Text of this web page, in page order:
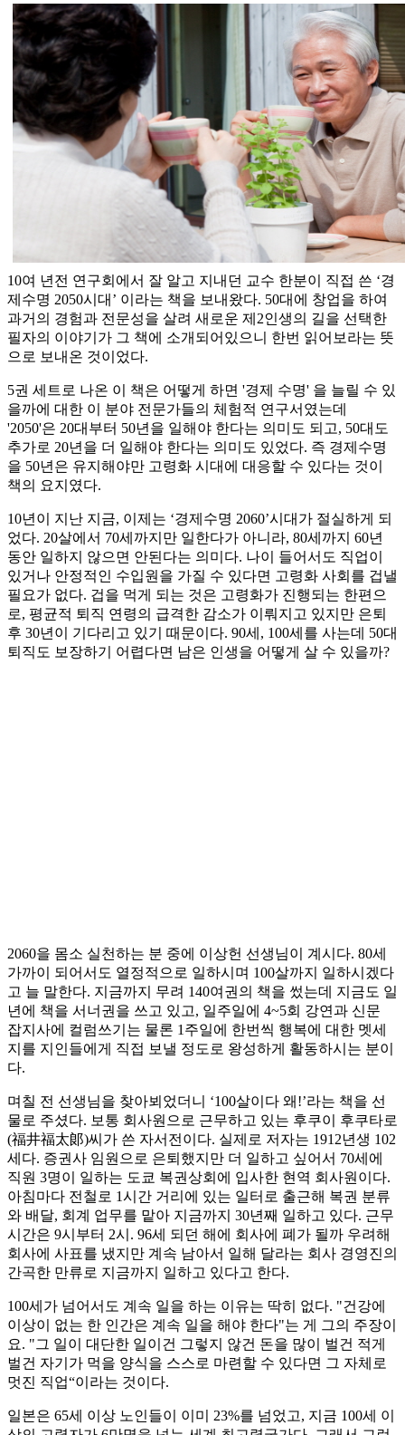
10여 년전 연구회에서 잘 알고 지내던 교수 한분이 직접 쓴 ‘경
제수명 2050시대’ 이라는 책을 보내왔다. 50대에 창업을 하여
과거의 경험과 전문성을 살려 새로운 제2인생의 길을 선택한
필자의 이야기가 그 책에 소개되어있으니 한번 읽어보라는 뜻
으로 보내온 것이었다.
5권 세트로 나온 이 책은 어떻게 하면 '경제 수명' 을 늘릴 수 있
을까에 대한 이 분야 전문가들의 체험적 연구서였는데
'2050'은 20대부터 50년을 일해야 한다는 의미도 되고, 50대도
추가로 20년을 더 일해야 한다는 의미도 있었다. 즉 경제수명
을 50년은 유지해야만 고령화 시대에 대응할 수 있다는 것이
책의 요지였다.
10년이 지난 지금, 이제는 ‘경제수명 2060’시대가 절실하게 되
었다. 20살에서 70세까지만 일한다가 아니라, 80세까지 60년
동안 일하지 않으면 안된다는 의미다. 나이 들어서도 직업이
있거나 안정적인 수입원을 가질 수 있다면 고령화 사회를 겁낼
필요가 없다. 겁을 먹게 되는 것은 고령화가 진행되는 한편으
로, 평균적 퇴직 연령의 급격한 감소가 이뤄지고 있지만 은퇴
후 30년이 기다리고 있기 때문이다. 90세, 100세를 사는데 50대
퇴직도 보장하기 어렵다면 남은 인생을 어떻게 살 수 있을까?
2060을 몸소 실천하는 분 중에 이상헌 선생님이 계시다. 80세
가까이 되어서도 열정적으로 일하시며 100살까지 일하시겠다
고 늘 말한다. 지금까지 무려 140여권의 책을 썼는데 지금도 일
년에 책을 서너권을 쓰고 있고, 일주일에 4~5회 강연과 신문
잡지사에 컬럼쓰기는 물론 1주일에 한번씩 행복에 대한 멧세
지를 지인들에게 직접 보낼 정도로 왕성하게 활동하시는 분이
다.
며칠 전 선생님을 찾아뵈었더니 ‘100살이다 왜!’라는 책을 선
물로 주셨다. 보통 회사원으로 근무하고 있는 후쿠이 후쿠타로
(福井福太郞)씨가 쓴 자서전이다. 실제로 저자는 1912년생 102
세다. 증권사 임원으로 은퇴했지만 더 일하고 싶어서 70세에
직원 3명이 일하는 도쿄 복권상회에 입사한 현역 회사원이다.
아침마다 전철로 1시간 거리에 있는 일터로 출근해 복권 분류
와 배달, 회계 업무를 맡아 지금까지 30년째 일하고 있다. 근무
시간은 9시부터 2시. 96세 되던 해에 회사에 폐가 될까 우려해
회사에 사표를 냈지만 계속 남아서 일해 달라는 회사 경영진의
간곡한 만류로 지금까지 일하고 있다고 한다.
100세가 넘어서도 계속 일을 하는 이유는 딱히 없다. "건강에
이상이 없는 한 인간은 계속 일을 해야 한다"는 게 그의 주장이
요. "그 일이 대단한 일이건 그렇지 않건 돈을 많이 벌건 적게
벌건 자기가 먹을 양식을 스스로 마련할 수 있다면 그 자체로
멋진 직업“이라는 것이다.
일본은 65세 이상 노인들이 이미 23%를 넘었고, 지금 100세 이